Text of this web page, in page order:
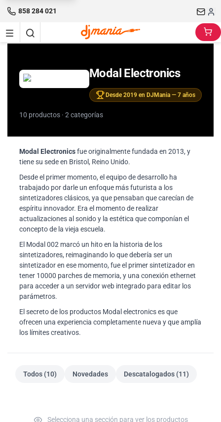
858 284 021
Modal Electronics
Desde 2019 en DJMania — 7 años
10 productos · 2 categorías
Modal Electronicsfue originalmente fundada en 2013, y
tiene su sede en Bristol, Reino Unido.
Desde el primer momento, el equipo de desarrollo ha
trabajado por darle un enfoque más futurista a los
sintetizadores clásicos, ya que pensaban que carecían de
espíritu innovador. Era el momento de realizar
actualizaciones al sonido y la estética que componían el
concepto de la vieja escuela.
El Modal 002 marcó un hito en la historia de los
sintetizadores, reimaginando lo que debería ser un
sintetizador en ese momento, fue el primer sintetizador en
tener 10000 parches de memoria, y una conexión ethernet
para acceder a un servidor web integrado para editar los
parámetros.
El secreto de los productos Modal electronics es que
ofrecen una experiencia completamente nueva y que amplía
los límites creativos.
Todos (10) Novedades Descatalogados (11)
Selecciona una sección para ver los productos